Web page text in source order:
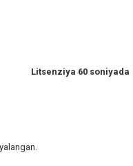
Litsenziya 60 soniyada